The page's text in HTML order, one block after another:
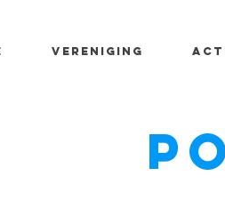
Vereniging